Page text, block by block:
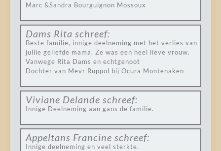
Marc &Sandra Bourguignon Mossoux
Dams Rita schreef:
Beste familie, innige deelneming met het verlies van
jullie geliefde mama. Ze was een heel lieve vrouw.
Vanwege Rita Dams en echtgenoot
Dochter van Mevr Ruppol bij Ocura Montenaken
Viviane Delande schreef:
Innige Deelneming aan gans de familie.
Appeltans Francine schreef:
Innige deelneming en veel sterkte.